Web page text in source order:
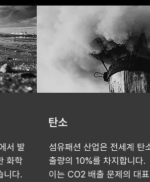
서 발
화학
니다.
탄소
섬유패션 산업은 전세계 탄
출량의 10%를 차지합니다.
이는 CO2 배출 문제의 대